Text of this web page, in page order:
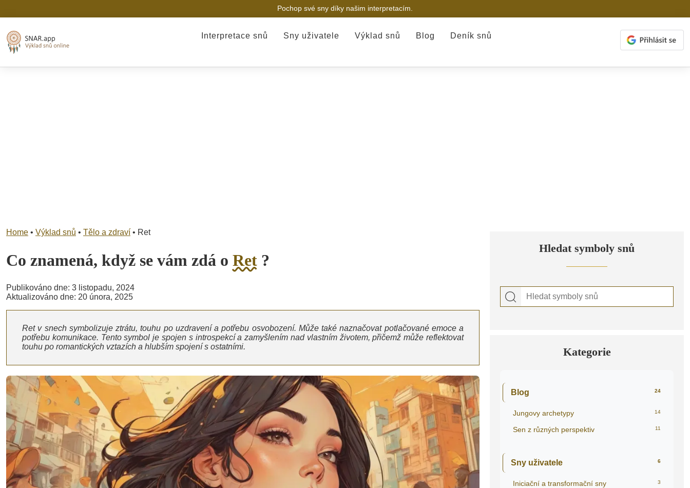
Pochop své sny díky našim interpretacím.
Interpretace snů Sny uživatele Výklad snů Blog Deník snů
Home • Výklad snů • Tělo a zdraví • Ret
Co znamená, když se vám zdá o Ret ?
Publikováno dne: 3 listopadu, 2024
Aktualizováno dne: 20 února, 2025
Ret v snech symbolizuje ztrátu, touhu po uzdravení a potřebu osvobození. Může také naznačovat potlačované emoce a
potřebu komunikace. Tento symbol je spojen s introspekcí a zamyšlením nad vlastním životem, přičemž může reflektovat
touhu po romantických vztazích a hlubším spojení s ostatními.
Hledat symboly snů
Kategorie
Blog 24
Jungovy archetypy 14
Sen z různých perspektiv 11
Sny uživatele 6
Iniciační a transformační sny 3